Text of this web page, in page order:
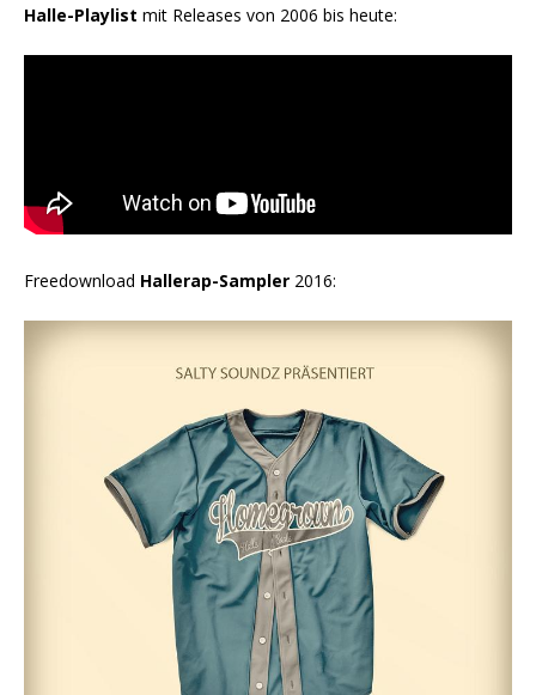
Halle-Playlist mit Releases von 2006 bis heute:
Freedownload Hallerap-Sampler 2016: